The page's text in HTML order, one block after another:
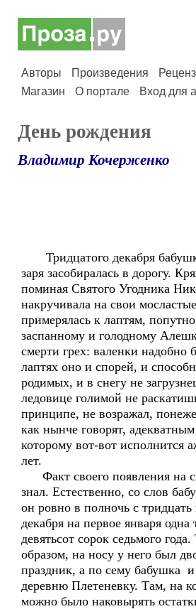
Авторы Произведения
Магазин
О портале Вход для
День рождения
Владимир Кочерженко
Тридцатого декабря
заря засобиралась в дорогу.
поминая Святого Угодника
накручивала на свои
примерялась к лаптям,
заспанному и голодному
смерти грех: валенки надобно
лаптях оно и спорей, и
родимых, и в снегу не
ледовице голимой не
принципе, не возражал,
как нынче говорят,
которому вот-вот исполнится
лет.
Факт своего появления на
знал. Естественно, со слов
он ровно в полночь с тридцать
декабря на первое января одна
девятьсот сорок седьмого
образом, на носу у него был
праздник, а по сему бабушка и
деревню Плетеневку. Там, на
можно было наковырять